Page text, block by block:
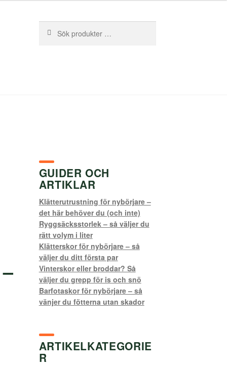
efter:
GUIDER OCH
ARTIKLAR
Klätterutrustning för nybörjare –
det här behöver du (och inte)
Ryggsäcksstorlek – så väljer du
rätt volym i liter
Klätterskor för nybörjare – så
väljer du ditt första par
Vinterskor eller broddar? Så
väljer du grepp för is och snö
Barfotaskor för nybörjare – så
vänjer du fötterna utan skador
ARTIKELKATEGORIE
R